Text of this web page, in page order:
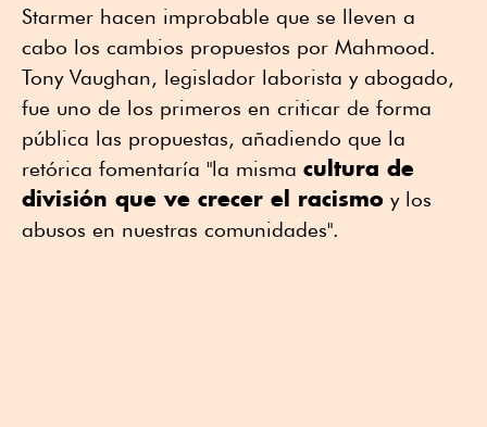
Starmer hacen improbable que se lleven a
cabo los cambios propuestos por Mahmood.
Tony Vaughan, legislador laborista y abogado,
fue uno de los primeros en criticar de forma
pública las propuestas, añadiendo que la
retórica fomentaría "la misma cultura de
división que ve crecer el racismo y los
abusos en nuestras comunidades".